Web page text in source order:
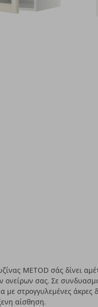
METOD σάς δίνει
ονείρων σας. Σε
με στρογγυλεμένες άκρες
αίσθηση.